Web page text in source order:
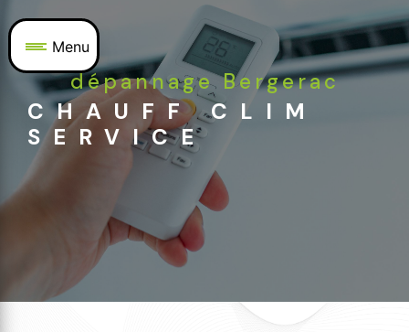
Menu
dépannage Bergerac
CHAUFF CLIM
SERVICE
Panneau de gestion des cookies